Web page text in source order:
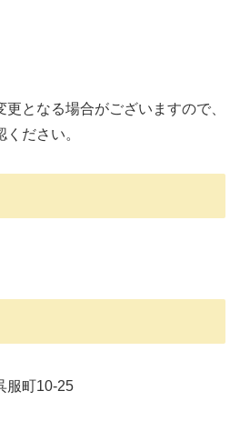
となる場合がございますので、
ださい。
服町10-25